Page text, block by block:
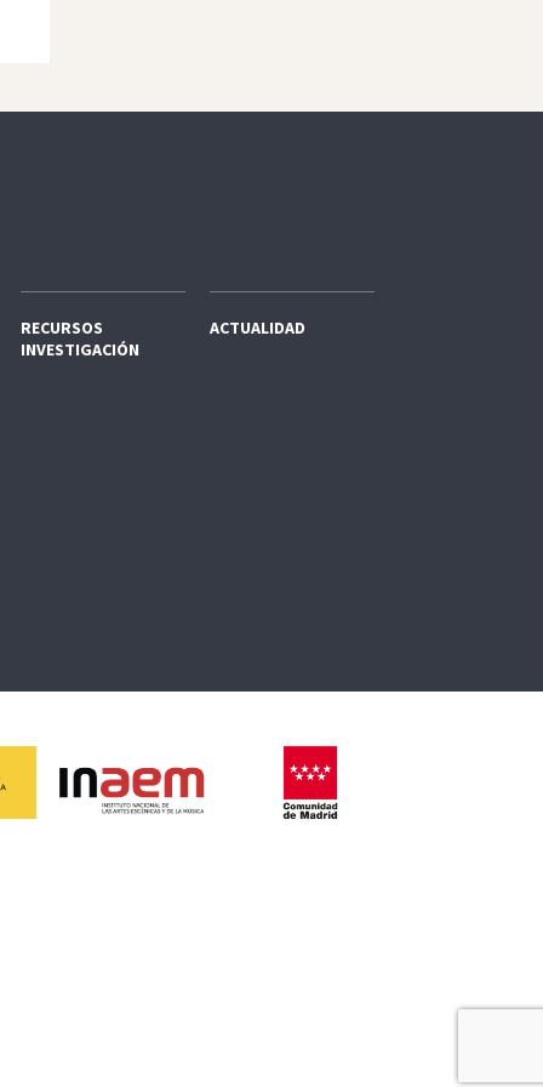
RECURSOS
INVESTIGACIÓN
ACTUALIDAD